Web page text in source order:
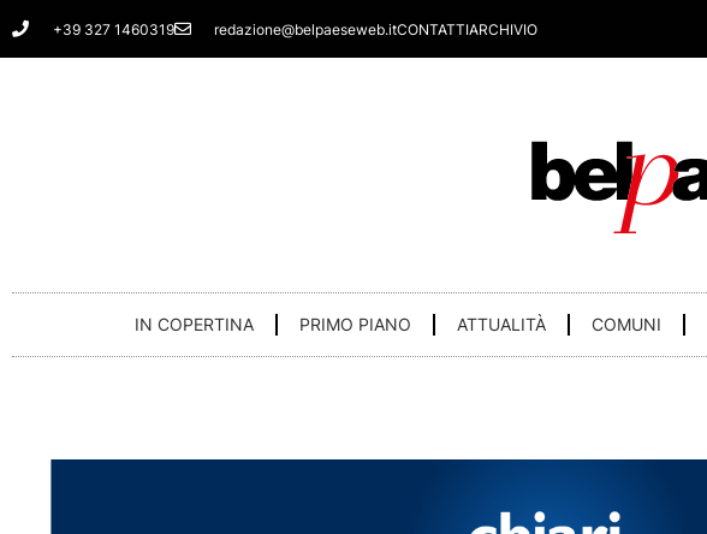
Vai
al
+39 327 1460319 redazione@belpaeseweb.itCONTATTIARCHIVIO
IN COPERTINA PRIMO PIANO ATTUALITÀ COMUNI